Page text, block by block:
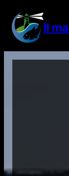
contenuto
Il